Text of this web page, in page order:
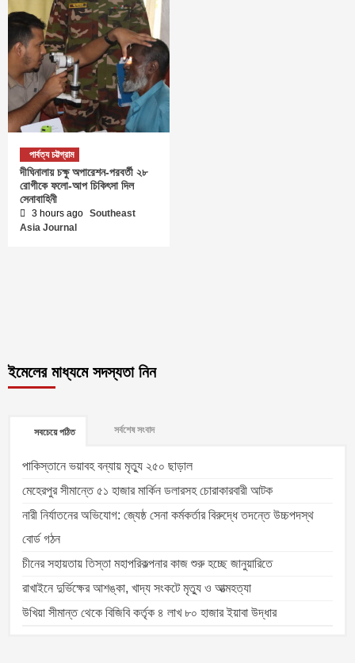
পার্বত্য চট্টগ্রাম
দীঘিনালায় চক্ষু অপারেশন-পরবর্তী ২৮
রোগীকে ফলো-আপ চিকিৎসা দিল
সেনাবাহিনী
3 hours ago Southeast
Asia Journal
ইমেলের মাধ্যমে সদস্যতা নিন
সবচেয়ে পঠিত সর্বশেষ সংবাদ
পাকিস্তানে ভয়াবহ বন্যায় মৃত্যু ২৫০ ছাড়াল
মেহেরপুর সীমান্তে ৫১ হাজার মার্কিন ডলারসহ চোরাকারবারী আটক
নারী নির্যাতনের অভিযোগ: জ্যেষ্ঠ সেনা কর্মকর্তার বিরুদ্ধে তদন্তে উচ্চপদস্থ
বোর্ড গঠন
চীনের সহায়তায় তিস্তা মহাপরিকল্পনার কাজ শুরু হচ্ছে জানুয়ারিতে
রাখাইনে দুর্ভিক্ষের আশঙ্কা, খাদ্য সংকটে মৃত্যু ও আত্মহত্যা
উখিয়া সীমান্ত থেকে বিজিবি কর্তৃক ৪ লাখ ৮০ হাজার ইয়াবা উদ্ধার